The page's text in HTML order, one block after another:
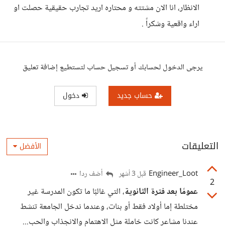
الانظار، انا الان مشتته و محتاره اريد تجارب حقيقية حصلت او
اراء واقعية وشكراً .
يرجى الدخول لحسابك أو تسجيل حساب لتستطيع إضافة تعليق
حساب جديد دخول
التعليقات الأفضل
2
Engineer_Loot قبل 3 أشهر أضف ردا
عمومًا بعد فترة الثانوية، التي غالبًا ما تكون المدرسة غير
مختلطة إما أولاد فقط أو بنات، وعندما ندخل الجامعة تنشط
عندنا مشاعر كانت خاملة مثل الاهتمام والانجذاب والحب...